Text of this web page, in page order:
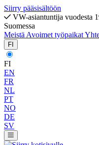
Siirry pääsisältöön
VW-asiantuntija vuodesta
Suomessa
Meistä Avoimet työpaikat
FI
FI
EN
FR
NL
PT
NO
DE
SV